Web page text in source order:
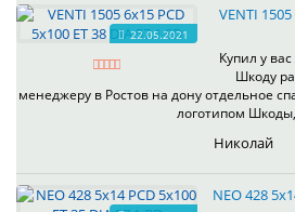
22.05.2021
VENTI
Купил у
Шкоду
менеджеру в Ростов на дону отдельное
логотипом
Николай
NEO 428